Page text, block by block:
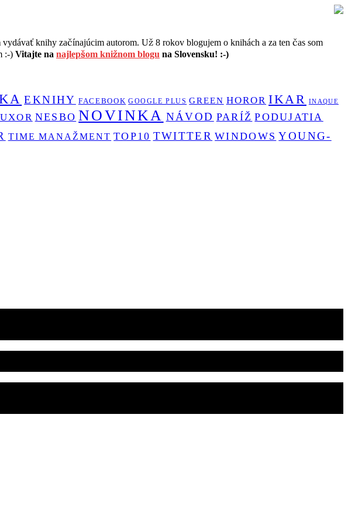
vydávať knihy začínajúcim autorom. Už 8 rokov blogujem o knihách a za ten čas som
:-) Vitajte na najlepšom knižnom blogu na Slovensku! :-)
EKNIHY FACEBOOK GOOGLE PLUS GREEN HOROR IKAR INAQUE
NESBO NOVINKA NÁVOD PARÍŽ PODUJATIA
TIME MANAŽMENT TOP10 TWITTER WINDOWS YOUNG-